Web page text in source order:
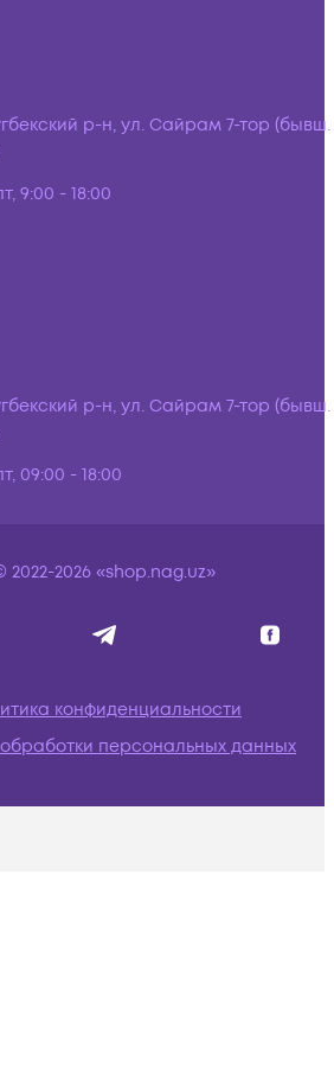
р-н, ул. Сайрам 7-тор (бывш.
9:00 - 18:00
р-н, ул. Сайрам 7-тор (бывш.
09:00 - 18:00
2022-2026 «shop.nag.uz»
конфиденциальности
персональных данных